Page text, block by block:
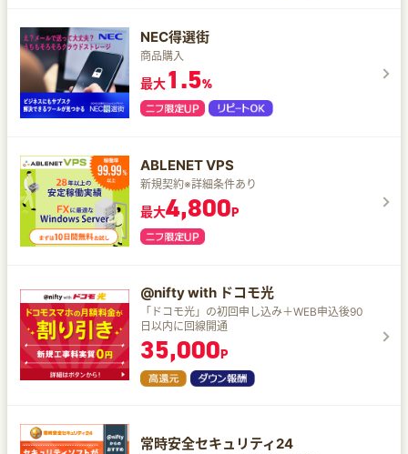
NEC得選街
商品購入
最大1.5%
ABLENET VPS
新規契約※詳細条件あり
最大4,800P
@nifty with ドコモ光
「ドコモ光」の初回申し込み＋WEB申込後90
日以内に回線開通
35,000P
常時安全セキュリティ24